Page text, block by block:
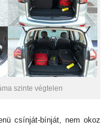
szinte végtelen
csínját-bínját, nem okoz